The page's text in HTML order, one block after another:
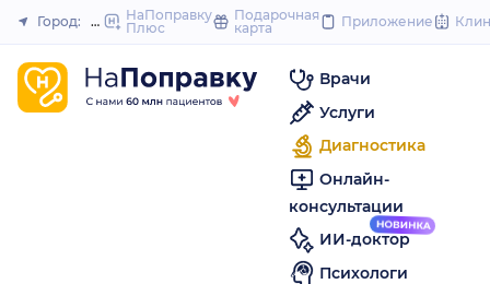
to
Закрыть
Город: МоскваНаПоправку
Плюс
Подарочная
карта
Приложение
Врачи
Услуги
Диагностика
Онлайн-
консультации
ИИ-доктор
Психологи